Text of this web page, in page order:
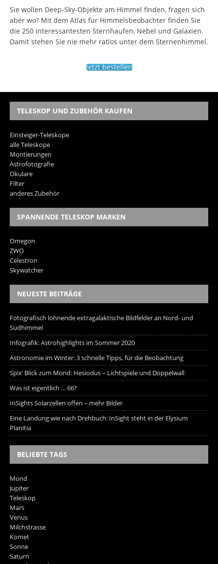
Sie wollen Deep-Sky-Objekte am Himmel finden, fragen sich
aber wo? Mit dem Atlas für Himmelsbeobachter finden Sie
die 250 interessantesten Sternhaufen, Nebel und Galaxien.
Damit stehen Sie nie mehr ratlos unter dem Sternenhimmel.
Jetzt bestellen
TELESKOP UND ZUBEHÖR KAUFEN
Einsteiger-Teleskope
alle Teleskope
Montierungen
Astrofotografie
Okulare
Filter
anderes Zubehör
SPANNENDE TELESKOP MARKEN
Omegon
ZWO
Celestron
Skywatcher
NEUESTE BEITRÄGE
Fotografisch lohnende extragalaktische Bildfelder an Nord- und
Südhimmel
Infografik: Astrohighlights im Sommer 2020
Astronomie im Winter: 3 schnelle Tipps, für die Beobachtung
Spix‘ Blick zum Mond: Hesiodus – Lichtspiele und Doppelwall
Was ist eigentlich … 66?
InSights Solarzellen offen – mehr Bilder
Eine Landung wie nach Drehbuch: InSight steht in der Elysium
Planitia
BELIEBTE TAGS
Mond
Jupiter
Teleskop
Mars
Venus
Milchstrasse
Komet
Sonne
Saturn